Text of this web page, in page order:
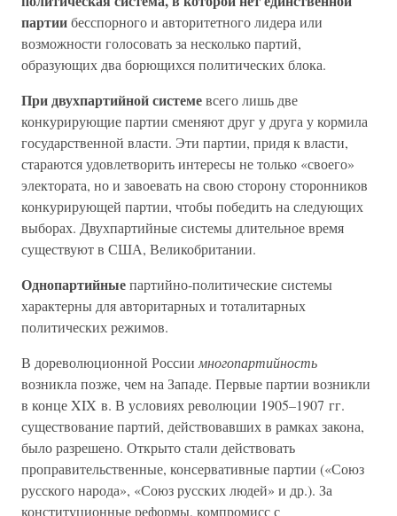
партиибесспорного и авторитетного лидера или
возможности голосовать за несколько партий,
образующих два борющихся политических блока.
При двухпартийной системевсего лишь две
конкурирующие партии сменяют друг у друга у кормила
государственной власти. Эти партии, придя к власти,
стараются удовлетворить интересы не только «своего»
электората, но и завоевать на свою сторону сторонников
конкурирующей партии, чтобы победить на следующих
выборах. Двухпартийные системы длительное время
существуют в США, Великобритании.
Однопартийныепартийно-политические системы
характерны для авторитарных и тоталитарных
политических режимов.
В дореволюционной России многопартийность
возникла позже, чем на Западе. Первые партии возникли
в конце XIX в. В условиях революции 1905–1907 гг.
существование партий, действовавших в рамках закона,
было разрешено. Открыто стали действовать
проправительственные, консервативные партии («Союз
русского народа», «Союз русских людей» и др.). За
конституционные реформы, компромисс с